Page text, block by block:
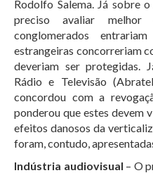
Rodolfo Salema. Já sobre
preciso avaliar
conglomerados
estrangeiras concorreriam
deveriam ser protegidas.
Rádio e Televisão
concordou com a
ponderou que estes devem
efeitos danosos da
foram, contudo,
Indústria audiovisual – O